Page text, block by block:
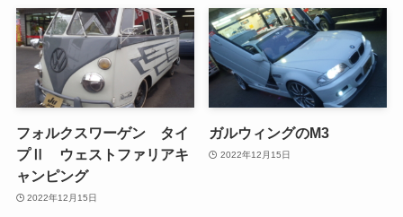
フォルクスワーゲン タイ
プⅡ ウェストファリアキ
ャンピング
2022年12月15日
ガルウィングのM3
2022年12月15日